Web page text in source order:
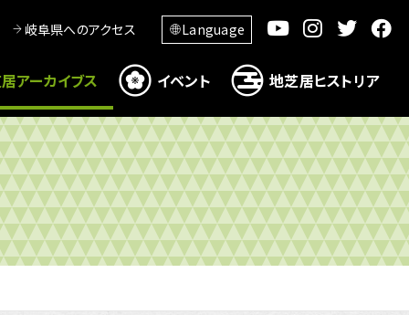
岐阜県へのアクセス Language
アーカイブス イベント 地芝居ヒストリア